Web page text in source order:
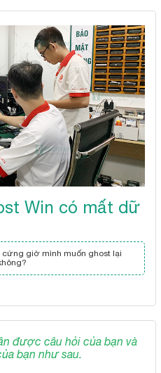
Win có mất dữ
cứng giờ mình muốn ghost lại
được câu hỏi của bạn và
bạn như sau.